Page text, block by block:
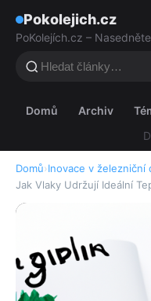
Pokolejich.cz
PoKolejích.cz –
Domů Archiv
Domů›Inovace v železniční
Jak Vlaky Udržují Ideální